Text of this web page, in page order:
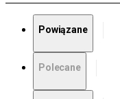
Powiązane
Polecane